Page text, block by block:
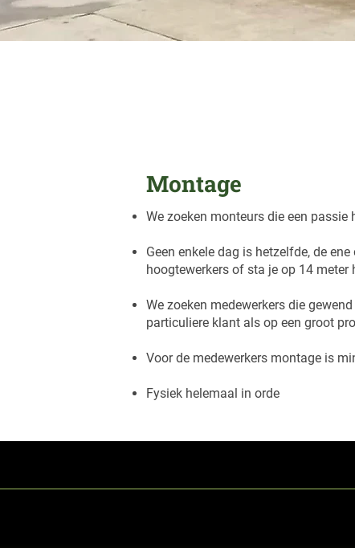
Montage
We zoeken monteurs die een passie
Geen enkele dag is hetzelfde, de
hoogtewerkers of sta je op 14 meter
We zoeken medewerkers die
particuliere klant als op een groot
Voor de medewerkers montage is
Fysiek helemaal in orde